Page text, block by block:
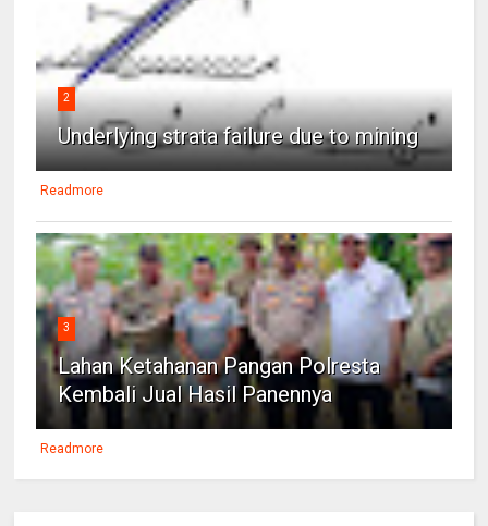
2
Underlying strata failure due to mining
Readmore
3
Lahan Ketahanan Pangan Polresta
Kembali Jual Hasil Panennya
Readmore